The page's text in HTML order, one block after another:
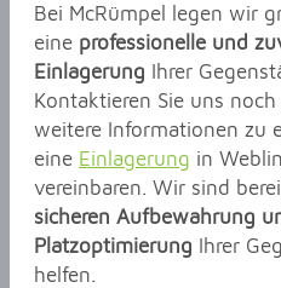
Bei McRümpel legen wir
eine professionelle und
Einlagerung Ihrer
Kontaktieren Sie uns
weitere Informationen zu
eine Einlagerung in
vereinbaren. Wir sind
sicheren Aufbewahrung
Platzoptimierung Ihrer
helfen.